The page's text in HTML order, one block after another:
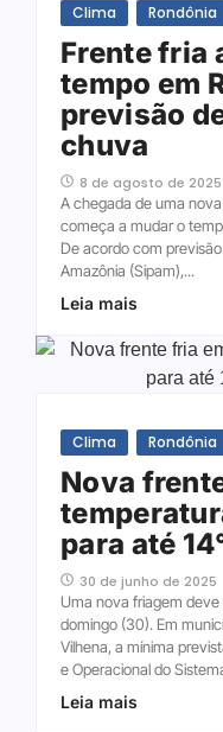
Clima Rondônia
Frente fria
tempo em
previsão
chuva
8 de agosto de 2025
A chegada de uma
começa a mudar o
De acordo com
Amazônia (Sipam),...
Leia mais
Clima Rondônia
Nova
para até
30 de junho de 2025
Uma nova friagem
domingo (30). Em
Vilhena, a mínima
e Operacional do
Leia mais